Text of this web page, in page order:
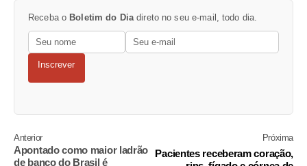
Receba o Boletim do Diadireto no seu e-mail, todo dia.
Inscrever
Anterior
Apontado como maior ladrão
de banco do Brasil é
Próxima
Pacientes receberam coração,